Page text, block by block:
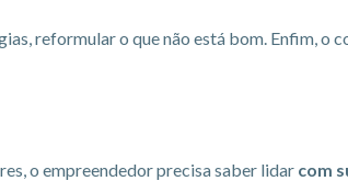
reformular o que não está bom. Enfim, o
o empreendedor precisa saber lidar com